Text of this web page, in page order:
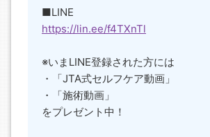
■LINE
https://lin.ee/f4TXnTl
※いまLINE登録された方には
・「JTA式セルフケア動画」
・「施術動画」
をプレゼント中！